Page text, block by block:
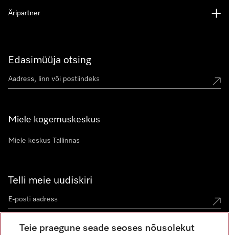
Edasimüüja otsing
Miele kogemuskeskus
Miele keskus Tallinnas
Telli meie uudiskiri
Äripartner
Teie praegune seade seoses nõusolekut